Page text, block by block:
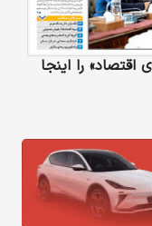
اقتصاد» را اینجا